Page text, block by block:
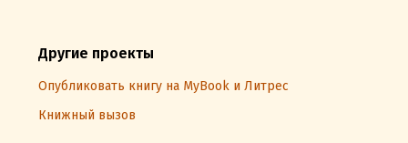
Другие проекты
Опубликовать книгу на MyBook и Литрес
Книжный вызов